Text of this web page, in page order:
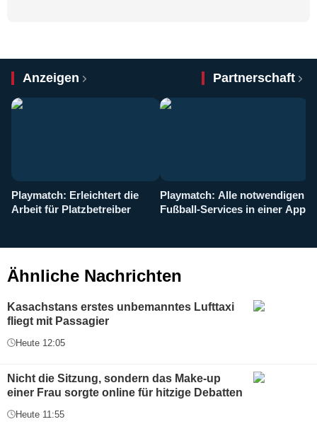
Anzeigen Partnerschaft
Playmatch: Erleichtert die
Arbeit für Platzbetreiber
Playmatch: Alle notwendigen
Fußball-Services in einer App
Ähnliche Nachrichten
Kasachstans erstes unbemanntes Lufttaxi
fliegt mit Passagier
Heute 12:05
Nicht die Sitzung, sondern das Make-up
einer Frau sorgte online für hitzige Debatten
Heute 11:55